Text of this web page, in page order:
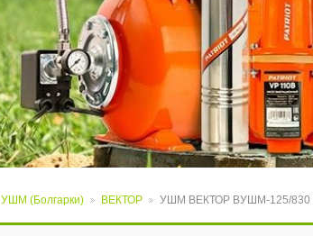
УШМ (Болгарки) ВЕКТОР УШМ ВЕКТОР ВУШМ-125/830